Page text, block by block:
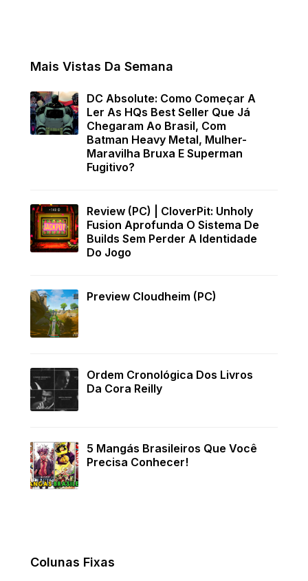
Mais Vistas Da Semana
DC Absolute: Como Começar A
Ler As HQs Best Seller Que Já
Chegaram Ao Brasil, Com
Batman Heavy Metal, Mulher-
Maravilha Bruxa E Superman
Fugitivo?
Review (PC) | CloverPit: Unholy
Fusion Aprofunda O Sistema De
Builds Sem Perder A Identidade
Do Jogo
Preview Cloudheim (PC)
Ordem Cronológica Dos Livros
Da Cora Reilly
5 Mangás Brasileiros Que Você
Precisa Conhecer!
Colunas Fixas